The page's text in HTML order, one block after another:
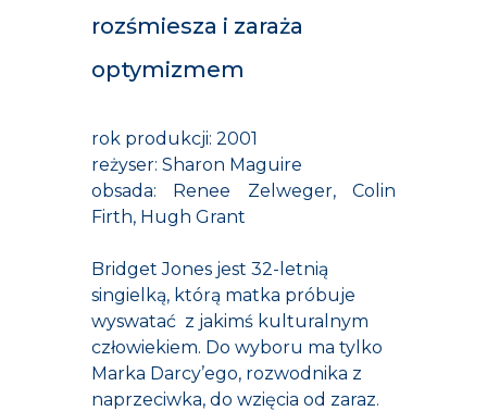
rozśmiesza i zaraża
optymizmem
rok produkcji: 2001
reżyser: Sharon Maguire
obsada: Renee Zelweger, Colin
Firth, Hugh Grant
Bridget Jones jest 32-letnią
singielką, którą matka próbuje
wyswatać z jakimś kulturalnym
człowiekiem. Do wyboru ma tylko
Marka Darcy’ego, rozwodnika z
naprzeciwka, do wzięcia od zaraz.